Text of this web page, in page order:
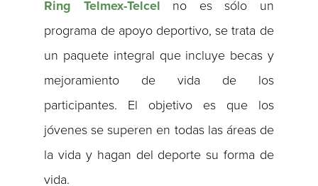
Ring Telmex-Telcel no es sólo un
programa de apoyo deportivo, se trata de
un paquete integral que incluye becas y
mejoramiento de vida de los
participantes. El objetivo es que los
jóvenes se superen en todas las áreas de
la vida y hagan del deporte su forma de
vida.